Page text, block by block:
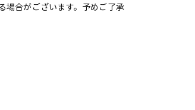
場合がございます。予めご了承